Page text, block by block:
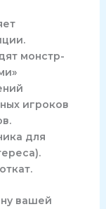
монстр-
игроков
для
вашей